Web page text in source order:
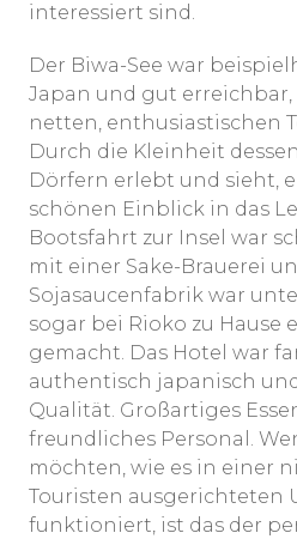
interessiert sind.
Der Biwa-See war
Japan und gut
netten, enthusiastischen
Durch die Kleinheit
Dörfern erlebt und sieht,
schönen Einblick in das
Bootsfahrt zur Insel war
mit einer Sake-Brauerei
Sojasaucenfabrik war
sogar bei Rioko zu Hause
gemacht. Das Hotel war
authentisch japanisch
Qualität. Großartiges
freundliches Personal.
möchten, wie es in einer
Touristen ausgerichteten
funktioniert, ist das der